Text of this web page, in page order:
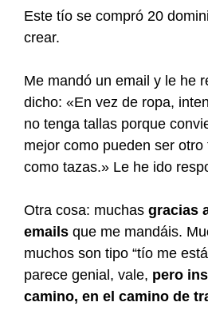
Este tío se compró 20
crear.
Me mandó un email y le he
dicho: «En vez de ropa,
no tenga tallas porque
mejor como pueden ser
como tazas.» Le he ido
Otra cosa: muchas gracias
emails que me mandáis.
muchos son tipo “tío me
parece genial, vale, pero
camino, en el camino de